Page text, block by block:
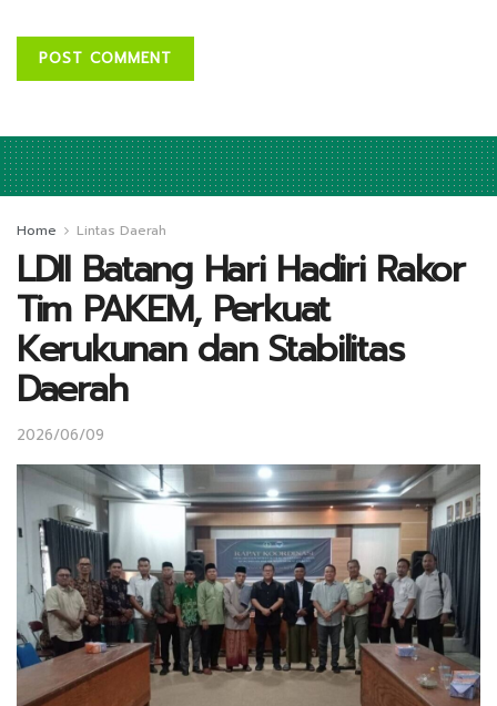
Home Lintas Daerah
LDII Batang Hari Hadiri Rakor
Tim PAKEM, Perkuat
Kerukunan dan Stabilitas
Daerah
2026/06/09